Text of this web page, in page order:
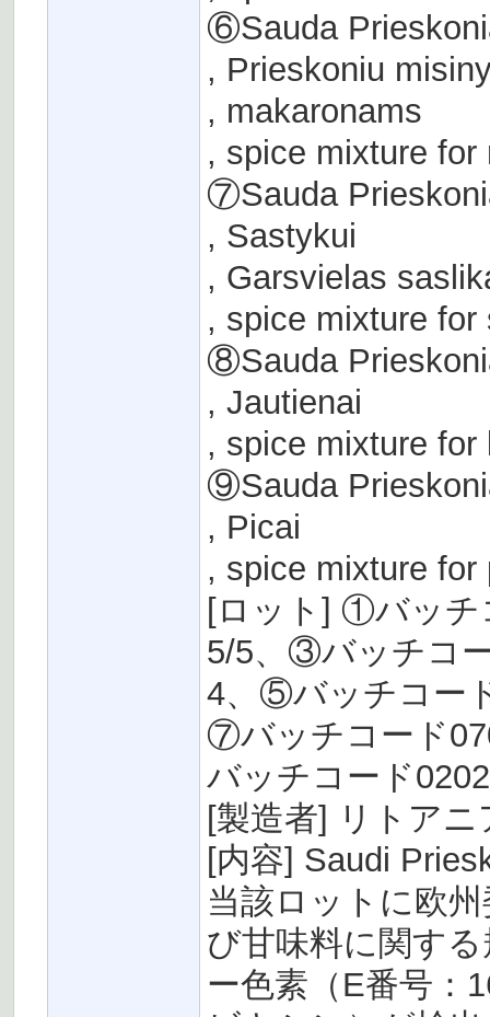
⑥Sauda
, Prieskoniu
, makaronams
, spice mixture for
⑦Sauda
, Sastykui
, Garsvielas
, spice mixture for
⑧Sauda
, Jautienai
, spice mixture for
⑨Sauda
, Picai
, spice mixture for
[ロット] ①バッチ
5/5、③バッチコ
4、⑤バッチコー
⑦バッチコード
バッチコード
[製造者] リトア
[内容] Saudi
当該ロットに欧
び甘味料に関す
ー色素（E番号：